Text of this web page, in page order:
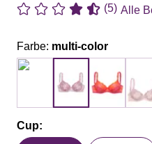
(5) Alle
Farbe: multi-color
Cup: